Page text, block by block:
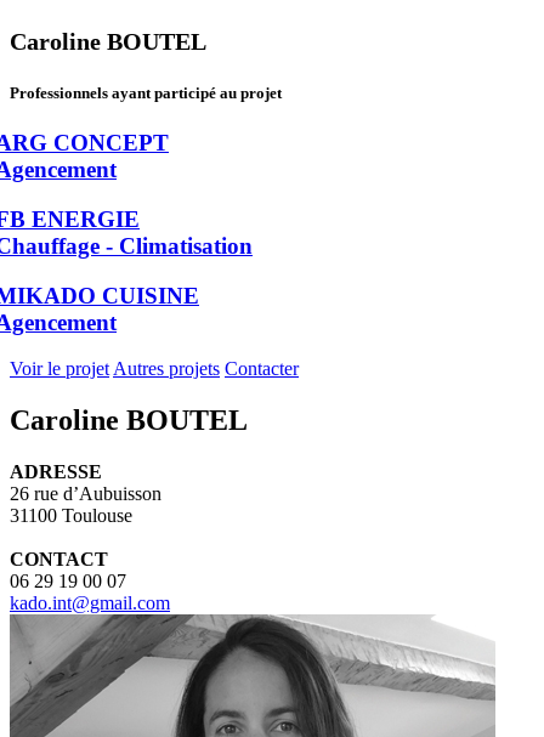
Caroline BOUTEL
Professionnels ayant participé au projet
CONCEPT
ENERGIE
- Climatisation
CUISINE
Voir le projet Autres projets Contacter
Caroline BOUTEL
ADRESSE
26 rue d’Aubuisson
31100 Toulouse
CONTACT
06 29 19 00 07
kado.int@gmail.com